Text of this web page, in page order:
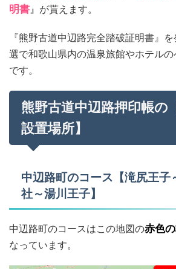
明書』が貰えます。
『熊野古道中辺路完全踏破証明書』
選で和歌山県内の温泉旅館やホテルの
です。
熊野古道中辺路押印帳の
設置場所】
中辺路町のコース【滝尻王子
社～湯川王子】
中辺路町のコースはこの地図の赤色
なっています。